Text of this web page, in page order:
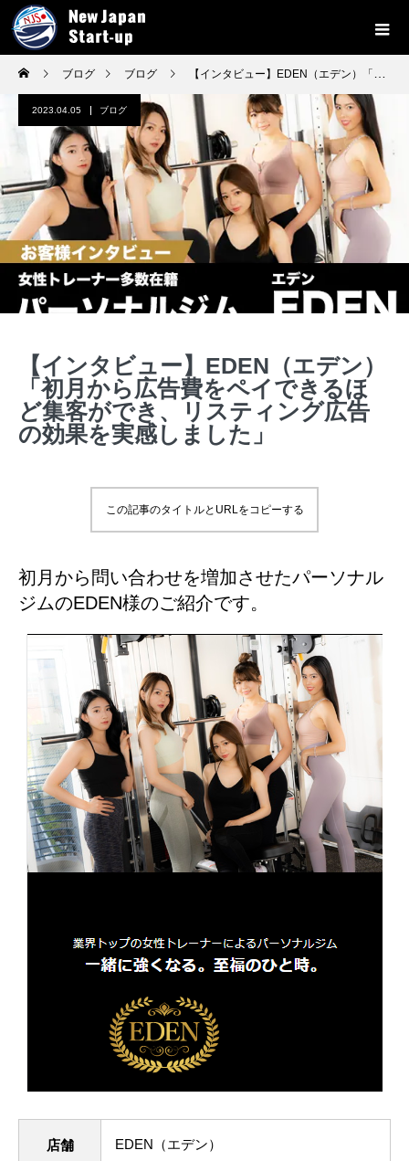
ブログ ブログ 【インタビュー】EDEN（エデン）「初月から広告費をペイできるほど集客ができ、リスティング広告の効果を実感しました」
2023.04.05 ブログ
【インタビュー】EDEN（エデン）
「初月から広告費をペイできるほ
ど集客ができ、リスティング広告
の効果を実感しました」
この記事のタイトルとURLをコピーする
初月から問い合わせを増加させたパーソナル
ジムのEDEN様のご紹介です。
店舗 EDEN（エデン）